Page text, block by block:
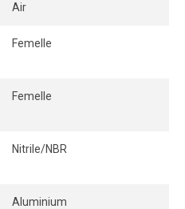
Air
Femelle
Femelle
Nitrile/NBR
Aluminium